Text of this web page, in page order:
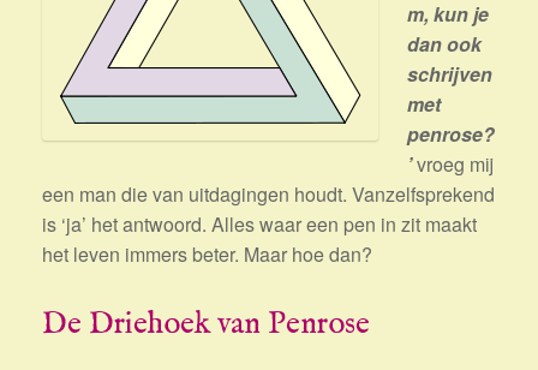
m, kun je
dan ook
schrijven
met
penrose?
’vroeg mij
een man die van uitdagingen houdt. Vanzelfsprekend
is ‘ja’ het antwoord. Alles waar een pen in zit maakt
het leven immers beter. Maar hoe dan?
De Driehoek van Penrose